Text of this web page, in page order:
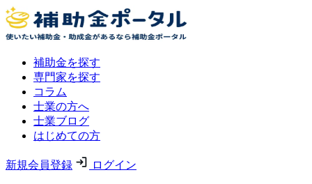
補助金を探す
専門家を探す
コラム
士業の方へ
士業ブログ
はじめての方
新規会員登録 ログイン